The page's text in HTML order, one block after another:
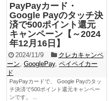
PayPayカード・
Google Payのタッチ決
済で500ポイント還元
キャンペーン【～2024
年12月16日】
2024/11/9
クレカキャンペ
ーン GooglePay, ペイペイカー
ド
PayPayカードで、 Google Payのタッ
チ決済で500ポイント還元キャンペー
ンです。 ...